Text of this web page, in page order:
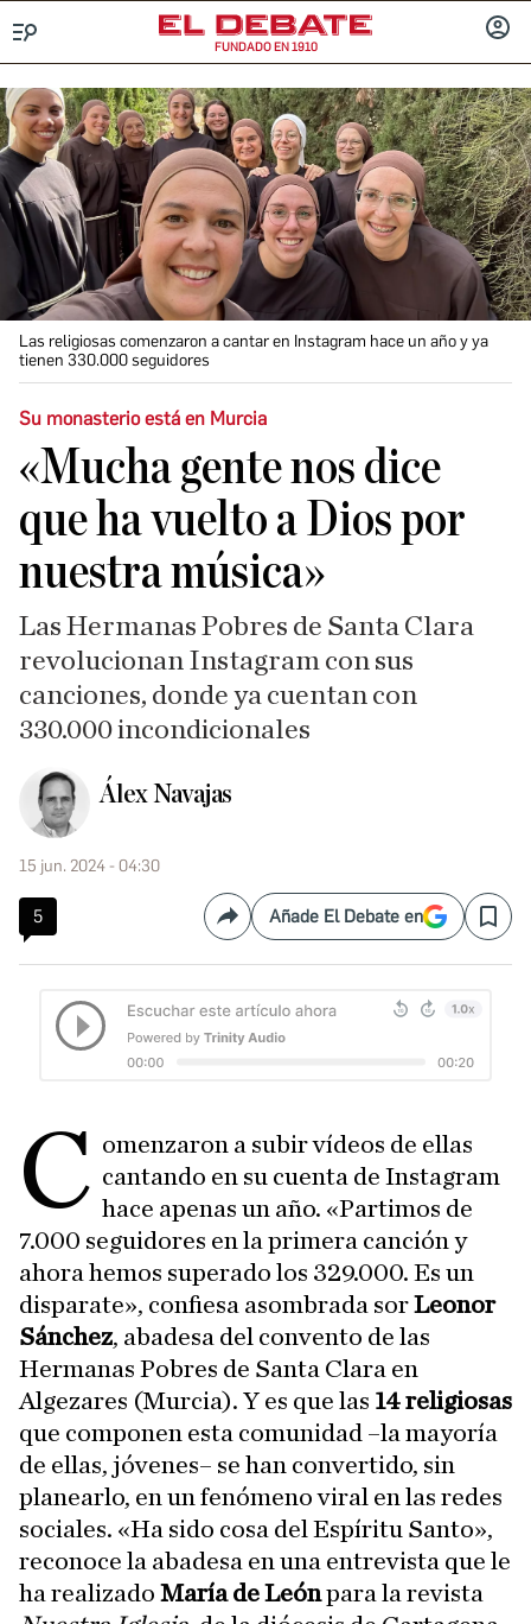
FUNDADO EN 1910
Las religiosas comenzaron a cantar en Instagram hace un año y ya
tienen 330.000 seguidores
Su monasterio está en Murcia
«Mucha gente nos dice
que ha vuelto a Dios por
nuestra música»
Las Hermanas Pobres de Santa Clara
revolucionan Instagram con sus
canciones, donde ya cuentan con
330.000 incondicionales
Álex Navajas
15 jun. 2024 - 04:30
5 CompartirAñade El Debate en Save
C omenzaron a subir vídeos de ellas
cantando en su cuenta de Instagram
hace apenas un año. «Partimos de
7.000 seguidores en la primera canción y
ahora hemos superado los 329.000. Es un
disparate», confiesa asombrada sorLeonor
Sánchez, abadesa del convento de las
Hermanas Pobres de Santa Clara en
Algezares (Murcia). Y es que las 14 religiosas
que componen esta comunidad –la mayoría
de ellas, jóvenes– se han convertido, sin
planearlo, en un fenómeno viral en las redes
sociales. «Ha sido cosa del Espíritu Santo»,
reconoce la abadesa en una entrevista que le
ha realizado María de Leónpara la revista